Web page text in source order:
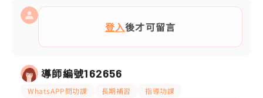
登入後才可留言
導師編號162656
WhatsAPP問功課 長期補習 指導功課